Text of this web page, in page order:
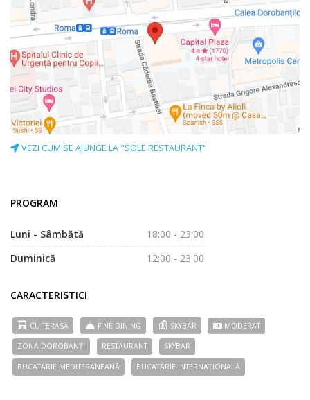
VEZI CUM SE AJUNGE LA "SOLE RESTAURANT"
PROGRAM
Luni - Sâmbătă
18:00 - 23:00
Duminică
12:00 - 23:00
CARACTERISTICI
CU TERASĂ FINE DINING SKYBAR MODERAT
ZONA DOROBANȚI RESTAURANT SKYBAR
BUCÃTÃRIE MEDITERANEANĂ BUCÃTÃRIE INTERNAȚIONALĂ